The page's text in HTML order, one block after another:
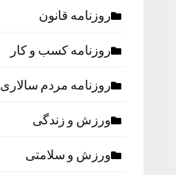
روزنامه قانون
روزنامه كسب و كار
روزنامه مردم سالاری
ورزش و زندگی
ورزش و سلامتی